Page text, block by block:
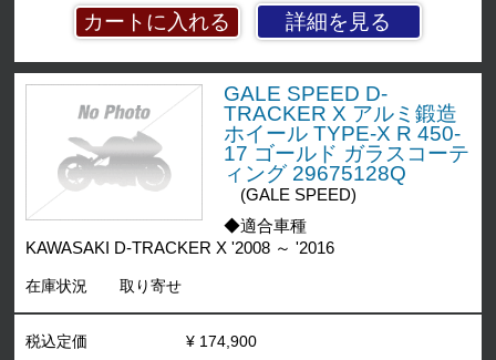
詳細を見る
GALE SPEED D-
TRACKER X アルミ鍛造
ホイール TYPE-X R 450-
17 ゴールド ガラスコーテ
ィング 29675128Q
(GALE SPEED)
◆適合車種
KAWASAKI D-TRACKER X '2008 ～ '2016
在庫状況 取り寄せ
税込定価
¥ 174,900